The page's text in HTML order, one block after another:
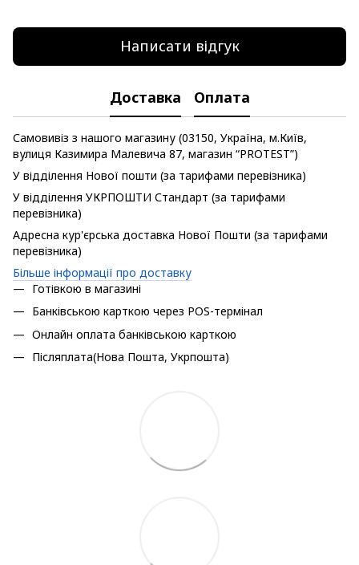
Написати відгук
Доставка Оплата
Самовивіз з нашого магазину (03150, Україна, м.Київ,
вулиця Казимира Малевича 87, магазин “PROTEST”)
У відділення Нової пошти (за тарифами перевізника)
У відділення УКРПОШТИ Стандарт (за тарифами
перевізника)
Адресна кур'єрська доставка Нової Пошти (за тарифами
перевізника)
Більше інформації про доставку
Готівкою в магазині
Банківською карткою через POS-термінал
Онлайн оплата банківською карткою
Післяплата(Нова Пошта, Укрпошта)